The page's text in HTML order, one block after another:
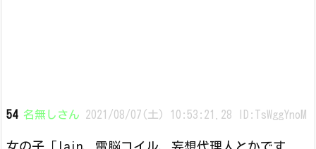
54 名無しさん 2021/08/07(土) 10:53:21.28 ID:TsWggYnoM
女の子「lain、電脳コイル、妄想代理人とかです